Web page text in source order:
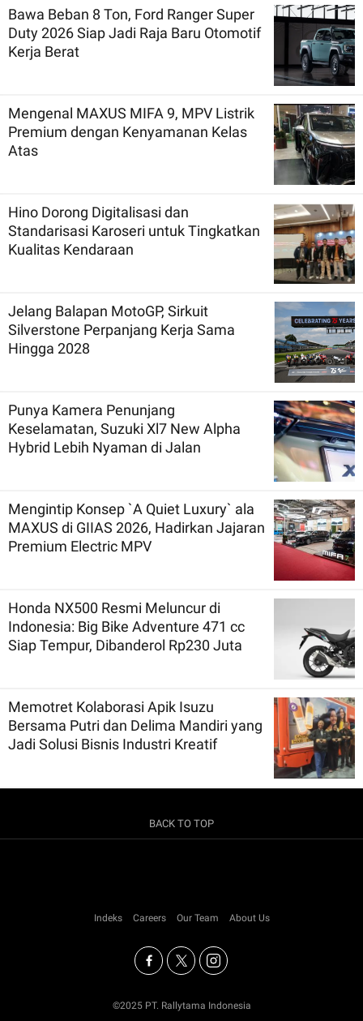
Bawa Beban 8 Ton, Ford Ranger Super
Duty 2026 Siap Jadi Raja Baru Otomotif
Kerja Berat
Mengenal MAXUS MIFA 9, MPV Listrik
Premium dengan Kenyamanan Kelas
Atas
Hino Dorong Digitalisasi dan
Standarisasi Karoseri untuk Tingkatkan
Kualitas Kendaraan
Jelang Balapan MotoGP, Sirkuit
Silverstone Perpanjang Kerja Sama
Hingga 2028
Punya Kamera Penunjang
Keselamatan, Suzuki Xl7 New Alpha
Hybrid Lebih Nyaman di Jalan
Mengintip Konsep `A Quiet Luxury` ala
MAXUS di GIIAS 2026, Hadirkan Jajaran
Premium Electric MPV
Honda NX500 Resmi Meluncur di
Indonesia: Big Bike Adventure 471 cc
Siap Tempur, Dibanderol Rp230 Juta
Memotret Kolaborasi Apik Isuzu
Bersama Putri dan Delima Mandiri yang
Jadi Solusi Bisnis Industri Kreatif
BACK TO TOP
Indeks Careers Our Team About Us
©2025 PT. Rallytama Indonesia